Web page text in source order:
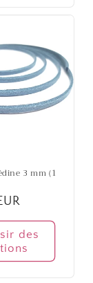
3 mm (1
des